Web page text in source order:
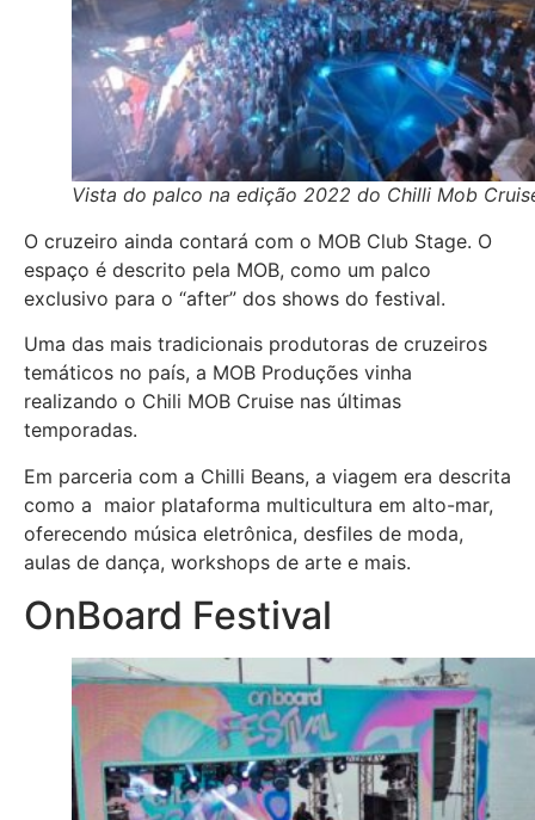
Vista do palco na edição 2022 do Chilli Mob
O cruzeiro ainda contará com o MOB Club Stage. O
espaço é descrito pela MOB, como um palco
exclusivo para o “after” dos shows do festival.
Uma das mais tradicionais produtoras de cruzeiros
temáticos no país, a MOB Produções vinha
realizando o Chili MOB Cruise nas últimas
temporadas.
Em parceria com a Chilli Beans, a viagem era descrita
como a maior plataforma multicultura em alto-mar,
oferecendo música eletrônica, desfiles de moda,
aulas de dança, workshops de arte e mais.
OnBoard Festival